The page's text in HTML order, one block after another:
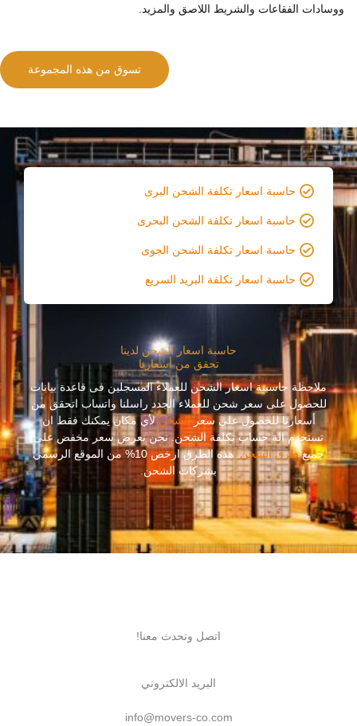
ووسادات الفقاعات والشريط اللاصق والمزيد.
تسوق من هذه المجموعة
حاسبة اسعار تكلفة الشحن البرى
حاسبة اسعار تكلفة الشحن البحرى
حاسبة اسعار تكلفة الشحن الجوى
حاسبة اسعار تكلفة البريد السريع
حاسبة اسعار الشحن لدينا
تحقق من أسعارنا
ملاحظة حاسبىة اسعار الشحن للعملاء المسجلين فى قاعدة بيانات
للحصول على سعر شحن للعملاء الجدد راسلنا واتساب اتحقق من
أسعارنا للحصول على سعرالشحنلأي مكان يمكنك فقط ان
تستخدم الة حساب تكلفة الشحن. نحن نعرض سعر مخفض على
جميعطرق الشحن
. هذه الطرق ارخص 10% من الموقع الرسمي
بشركات الشحن.
اتصل وتحدث معنا!
البريد الالكتروني
info@movers-co.com